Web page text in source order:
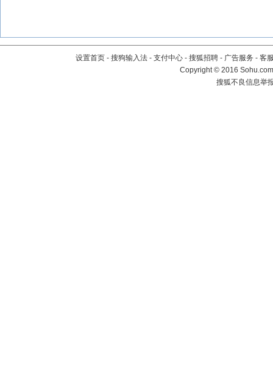
设置首页 - 搜狗输入法 - 支付中心 - 搜狐招聘 - 广告服务 - 客
Copyright©2016
搜狐不良信息举